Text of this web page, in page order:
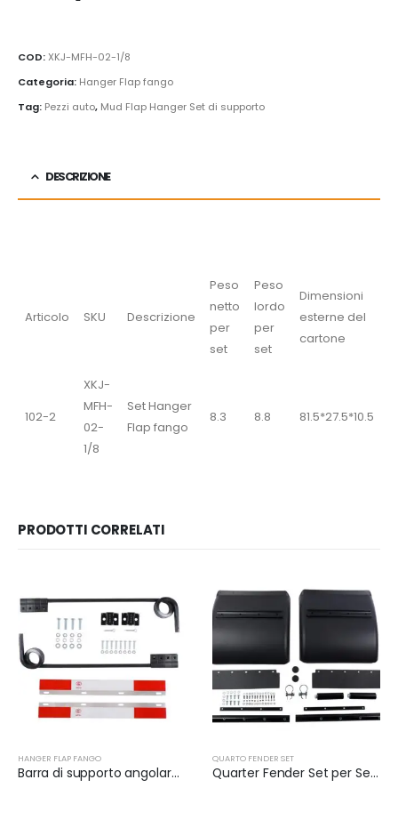
COD:XKJ-MFH-02-1/8
Categoria: Hanger Flap fango
Tag: Pezzi auto, Mud Flap Hanger Set di supporto
DESCRIZIONE
Articolo SKU Descrizione
Peso
netto
per
set
Peso
lordo
per
set
Dimensioni
esterne del
cartone
102-2
XKJ-
MFH-
02-
1/8
Set Hanger
Flap fango
8.3 8.8 81.5*27.5*10.5
PRODOTTI CORRELATI
HANGER FLAP FANGO
Barra di supporto angolare per semirimorchi | XKJ-MFH-S2C
QUARTO FENDER SET
Quarter Fender Set per Semi Truck | XKJ-QFS24BKLS